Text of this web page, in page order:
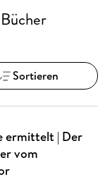
Sortieren
ermittelt | Der
vom